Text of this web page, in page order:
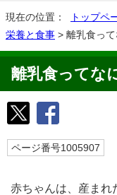
現在の位置： トップペ
栄養と食事 > 離乳食って
離乳食ってな
ページ番号1005907
赤ちゃんは、産まれ